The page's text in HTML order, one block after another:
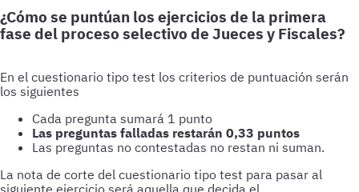
¿Cómo se puntúan los ejercicios de la primera
fase del proceso selectivo de Jueces y Fiscales?
En el cuestionario tipo test los criterios de puntuación serán
los siguientes
Cada pregunta sumará 1 punto
Las preguntas falladas restarán 0,33 puntos
Las preguntas no contestadas no restan ni suman.
La nota de corte del cuestionario tipo test para pasar al
siguiente ejercicio será aquella que decida el